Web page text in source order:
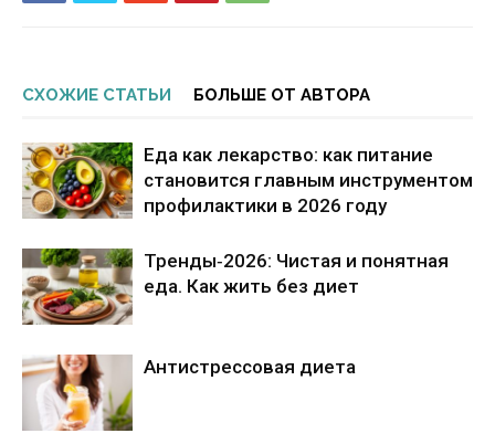
СХОЖИЕ СТАТЬИ БОЛЬШЕ ОТ АВТОРА
Еда как лекарство: как питание
становится главным инструментом
профилактики в 2026 году
Тренды‑2026: Чистая и понятная
еда. Как жить без диет
Антистрессовая диета